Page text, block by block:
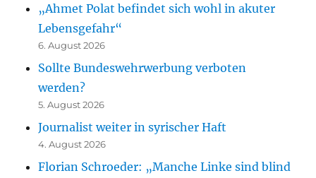
„Ahmet Polat befindet sich wohl in akuter
Lebensgefahr“
6. August 2026
Sollte Bundeswehrwerbung verboten
werden?
5. August 2026
Journalist weiter in syrischer Haft
4. August 2026
Florian Schroeder: „Manche Linke sind blind